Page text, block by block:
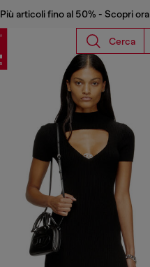
Più articoli fino al 50% - Scopri ora
Cerca